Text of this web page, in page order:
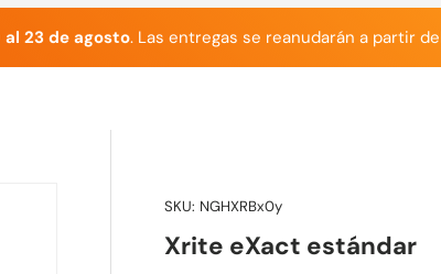
al 23 de agosto. Las entregas se reanudarán a partir
SKU: NGHXRBx0y
Xrite eXact estándar